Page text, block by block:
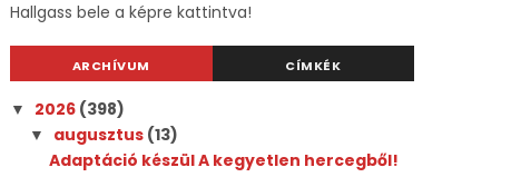
Hallgass bele a képre kattintva!
ARCHÍVUM CÍMKÉK
▼ 2026 (398)
▼ augusztus (13)
Adaptáció készül A kegyetlen hercegből!